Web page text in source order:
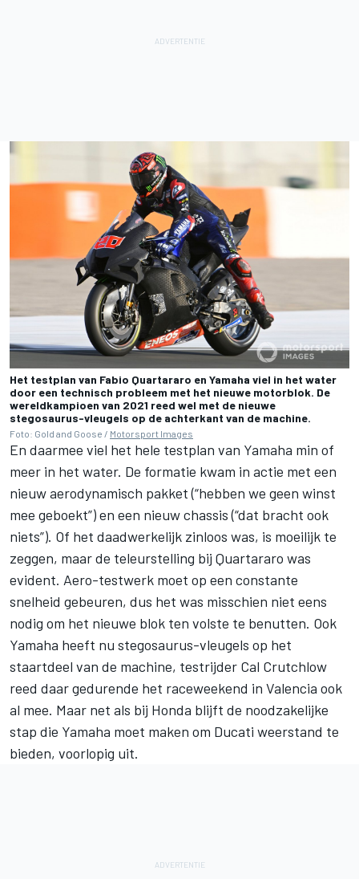
Het testplan van Fabio Quartararo en Yamaha viel in het water
door een technisch probleem met het nieuwe motorblok. De
wereldkampioen van 2021 reed wel met de nieuwe
stegosaurus-vleugels op de achterkant van de machine.
Foto: Gold and Goose / Motorsport Images
En daarmee viel het hele testplan van Yamaha min of
meer in het water. De formatie kwam in actie met een
nieuw aerodynamisch pakket (“hebben we geen winst
mee geboekt”) en een nieuw chassis (“dat bracht ook
niets”). Of het daadwerkelijk zinloos was, is moeilijk te
zeggen, maar de teleurstelling bij Quartararo was
evident. Aero-testwerk moet op een constante
snelheid gebeuren, dus het was misschien niet eens
nodig om het nieuwe blok ten volste te benutten. Ook
Yamaha heeft nu stegosaurus-vleugels op het
staartdeel van de machine, testrijder Cal Crutchlow
reed daar gedurende het raceweekend in Valencia ook
al mee. Maar net als bij Honda blijft de noodzakelijke
stap die Yamaha moet maken om Ducati weerstand te
bieden, voorlopig uit.